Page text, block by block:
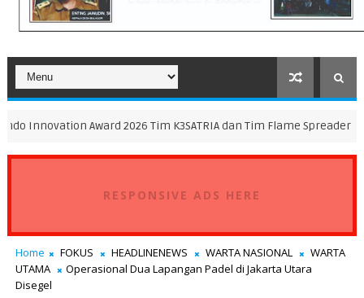
Award 2026 Tim K3SATRIA dan Tim Flame Spreader Bawa Pulang
RESPONSIVE ADS HERE
Home FOKUS HEADLINENEWS WARTA NASIONAL
WARTA
UTAMA
Operasional Dua Lapangan Padel di Jakarta Utara
Disegel